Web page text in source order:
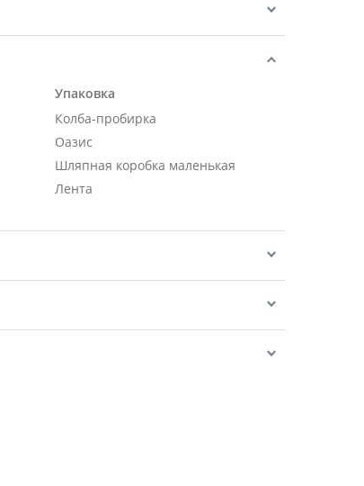
Упаковка
Колба-пробирка
Оазис
Шляпная коробка маленькая
Лента